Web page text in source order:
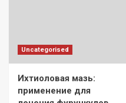
Uncategorised
Ихтиоловая мазь:
применение для